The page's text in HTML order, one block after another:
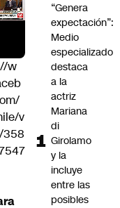
w
v
358
“Genera
expectación”:
Medio
especializado
destaca
a la
actriz
Mariana
di
Girolamo
y la
incluye
entre las
posibles